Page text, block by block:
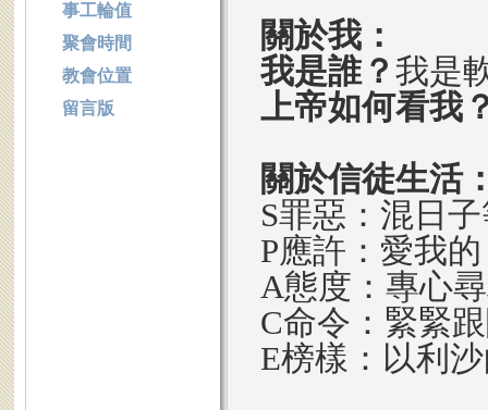
關於我：
我是誰？ 我是
上帝如何看我
關於信徒生活
S罪惡：混日
P應許：愛我
A態度：專心
C命令：緊緊
E榜樣：以利
事工輪值
聚會時間
教會位置
留言版